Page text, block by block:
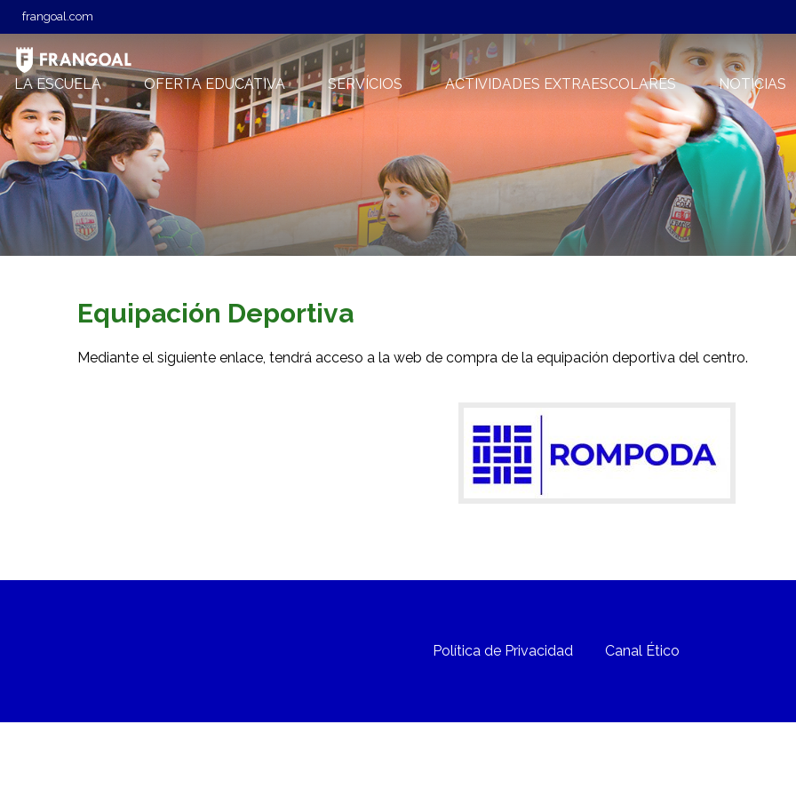
frangoal.com
LA ESCUELA OFERTA EDUCATIVA SERVÍCIOS ACTIVIDADES EXTRAESCOLARES NOTICIAS
Equipación Deportiva
Mediante el siguiente enlace, tendrá acceso a la web de compra de la equipación deportiva del centro.
Política de Privacidad Canal Ético